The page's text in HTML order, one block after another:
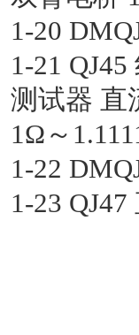
1-20
1-21
测试器 直
1Ω～
1-22
1-23 QJ47